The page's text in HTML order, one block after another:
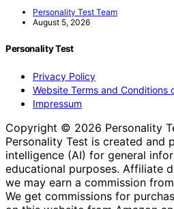
Personality Test Team
August 5, 2026
Personality Test
Privacy Policy
Website Terms and Conditions
Impressum
Copyright © 2026 Personality
Personality Test is created and
intelligence (AI) for general
educational purposes. Affiliate
we may earn a commission
We get commissions for